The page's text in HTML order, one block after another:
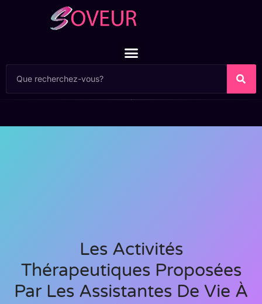
Les Activités
Thérapeutiques Proposées
Par Les Assistantes De Vie À